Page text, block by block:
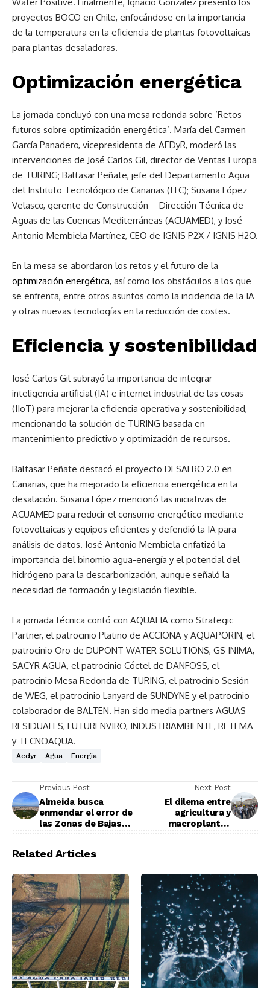
proyectos BOCO en Chile, enfocándose en la importancia
de la temperatura en la eficiencia de plantas fotovoltaicas
para plantas desaladoras.
Optimización energética
La jornada concluyó con una mesa redonda sobre ‘Retos
futuros sobre optimización energética’. María del Carmen
García Panadero, vicepresidenta de AEDyR, moderó las
intervenciones de José Carlos Gil, director de Ventas Europa
de TURING; Baltasar Peñate, jefe del Departamento Agua
del Instituto Tecnológico de Canarias (ITC); Susana López
Velasco, gerente de Construcción – Dirección Técnica de
Aguas de las Cuencas Mediterráneas (ACUAMED), y José
Antonio Membiela Martínez, CEO de IGNIS P2X / IGNIS H2O.
En la mesa se abordaron los retos y el futuro de la
optimización energética, así como los obstáculos a los que
se enfrenta, entre otros asuntos como la incidencia de la IA
y otras nuevas tecnologías en la reducción de costes.
Eficiencia y sostenibilidad
José Carlos Gil subrayó la importancia de integrar
inteligencia artificial (IA) e internet industrial de las cosas
(IIoT) para mejorar la eficiencia operativa y sostenibilidad,
mencionando la solución de TURING basada en
mantenimiento predictivo y optimización de recursos.
Baltasar Peñate destacó el proyecto DESALRO 2.0 en
Canarias, que ha mejorado la eficiencia energética en la
desalación. Susana López mencionó las iniciativas de
ACUAMED para reducir el consumo energético mediante
fotovoltaicas y equipos eficientes y defendió la IA para
análisis de datos. José Antonio Membiela enfatizó la
importancia del binomio agua-energía y el potencial del
hidrógeno para la descarbonización, aunque señaló la
necesidad de formación y legislación flexible.
La jornada técnica contó con AQUALIA como Strategic
Partner, el patrocinio Platino de ACCIONA y AQUAPORIN, el
patrocinio Oro de DUPONT WATER SOLUTIONS, GS INIMA,
SACYR AGUA, el patrocinio Cóctel de DANFOSS, el
patrocinio Mesa Redonda de TURING, el patrocinio Sesión
de WEG, el patrocinio Lanyard de SUNDYNE y el patrocinio
colaborador de BALTEN. Han sido media partners AGUAS
RESIDUALES, FUTURENVIRO, INDUSTRIAMBIENTE, RETEMA
y TECNOAQUA.
Aedyr Agua Energía
Previous Post
Almeida busca
enmendar el error de
las Zonas de Bajas
ordenanza de
Next Post
El dilema entre
agricultura y
macroplantas
Related Articles